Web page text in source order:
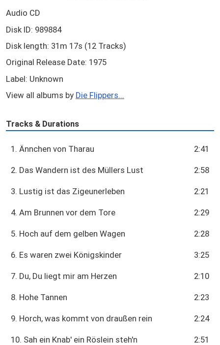
Audio CD
Disk ID: 989884
Disk length: 31m 17s (12 Tracks)
Original Release Date: 1975
Label: Unknown
View all albums by Die Flippers...
Tracks & Durations
1. Ännchen von Tharau 2:41
2. Das Wandern ist des Müllers Lust 2:58
3. Lustig ist das Zigeunerleben 2:21
4. Am Brunnen vor dem Tore 2:29
5. Hoch auf dem gelben Wagen 2:28
6. Es waren zwei Königskinder 3:25
7. Du, Du liegt mir am Herzen 2:10
8. Hohe Tannen 2:23
9. Horch, was kommt von draußen rein 2:24
10. Sah ein Knab' ein Röslein steh'n 2:51